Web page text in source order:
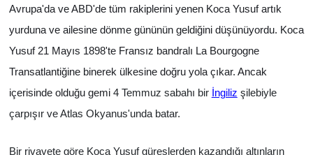
Avrupa'da ve ABD'de tüm rakiplerini yenen Koca Yusuf artık
yurduna ve ailesine dönme gününün geldiğini düşünüyordu. Koca
Yusuf 21 Mayıs 1898'te Fransız bandralı La Bourgogne
Transatlantiğine binerek ülkesine doğru yola çıkar. Ancak
içerisinde olduğu gemi 4 Temmuz sabahı bir İngiliz şilebiyle
çarpışır ve Atlas Okyanus'unda batar.
Bir rivayete göre Koca Yusuf güreşlerden kazandığı altınların